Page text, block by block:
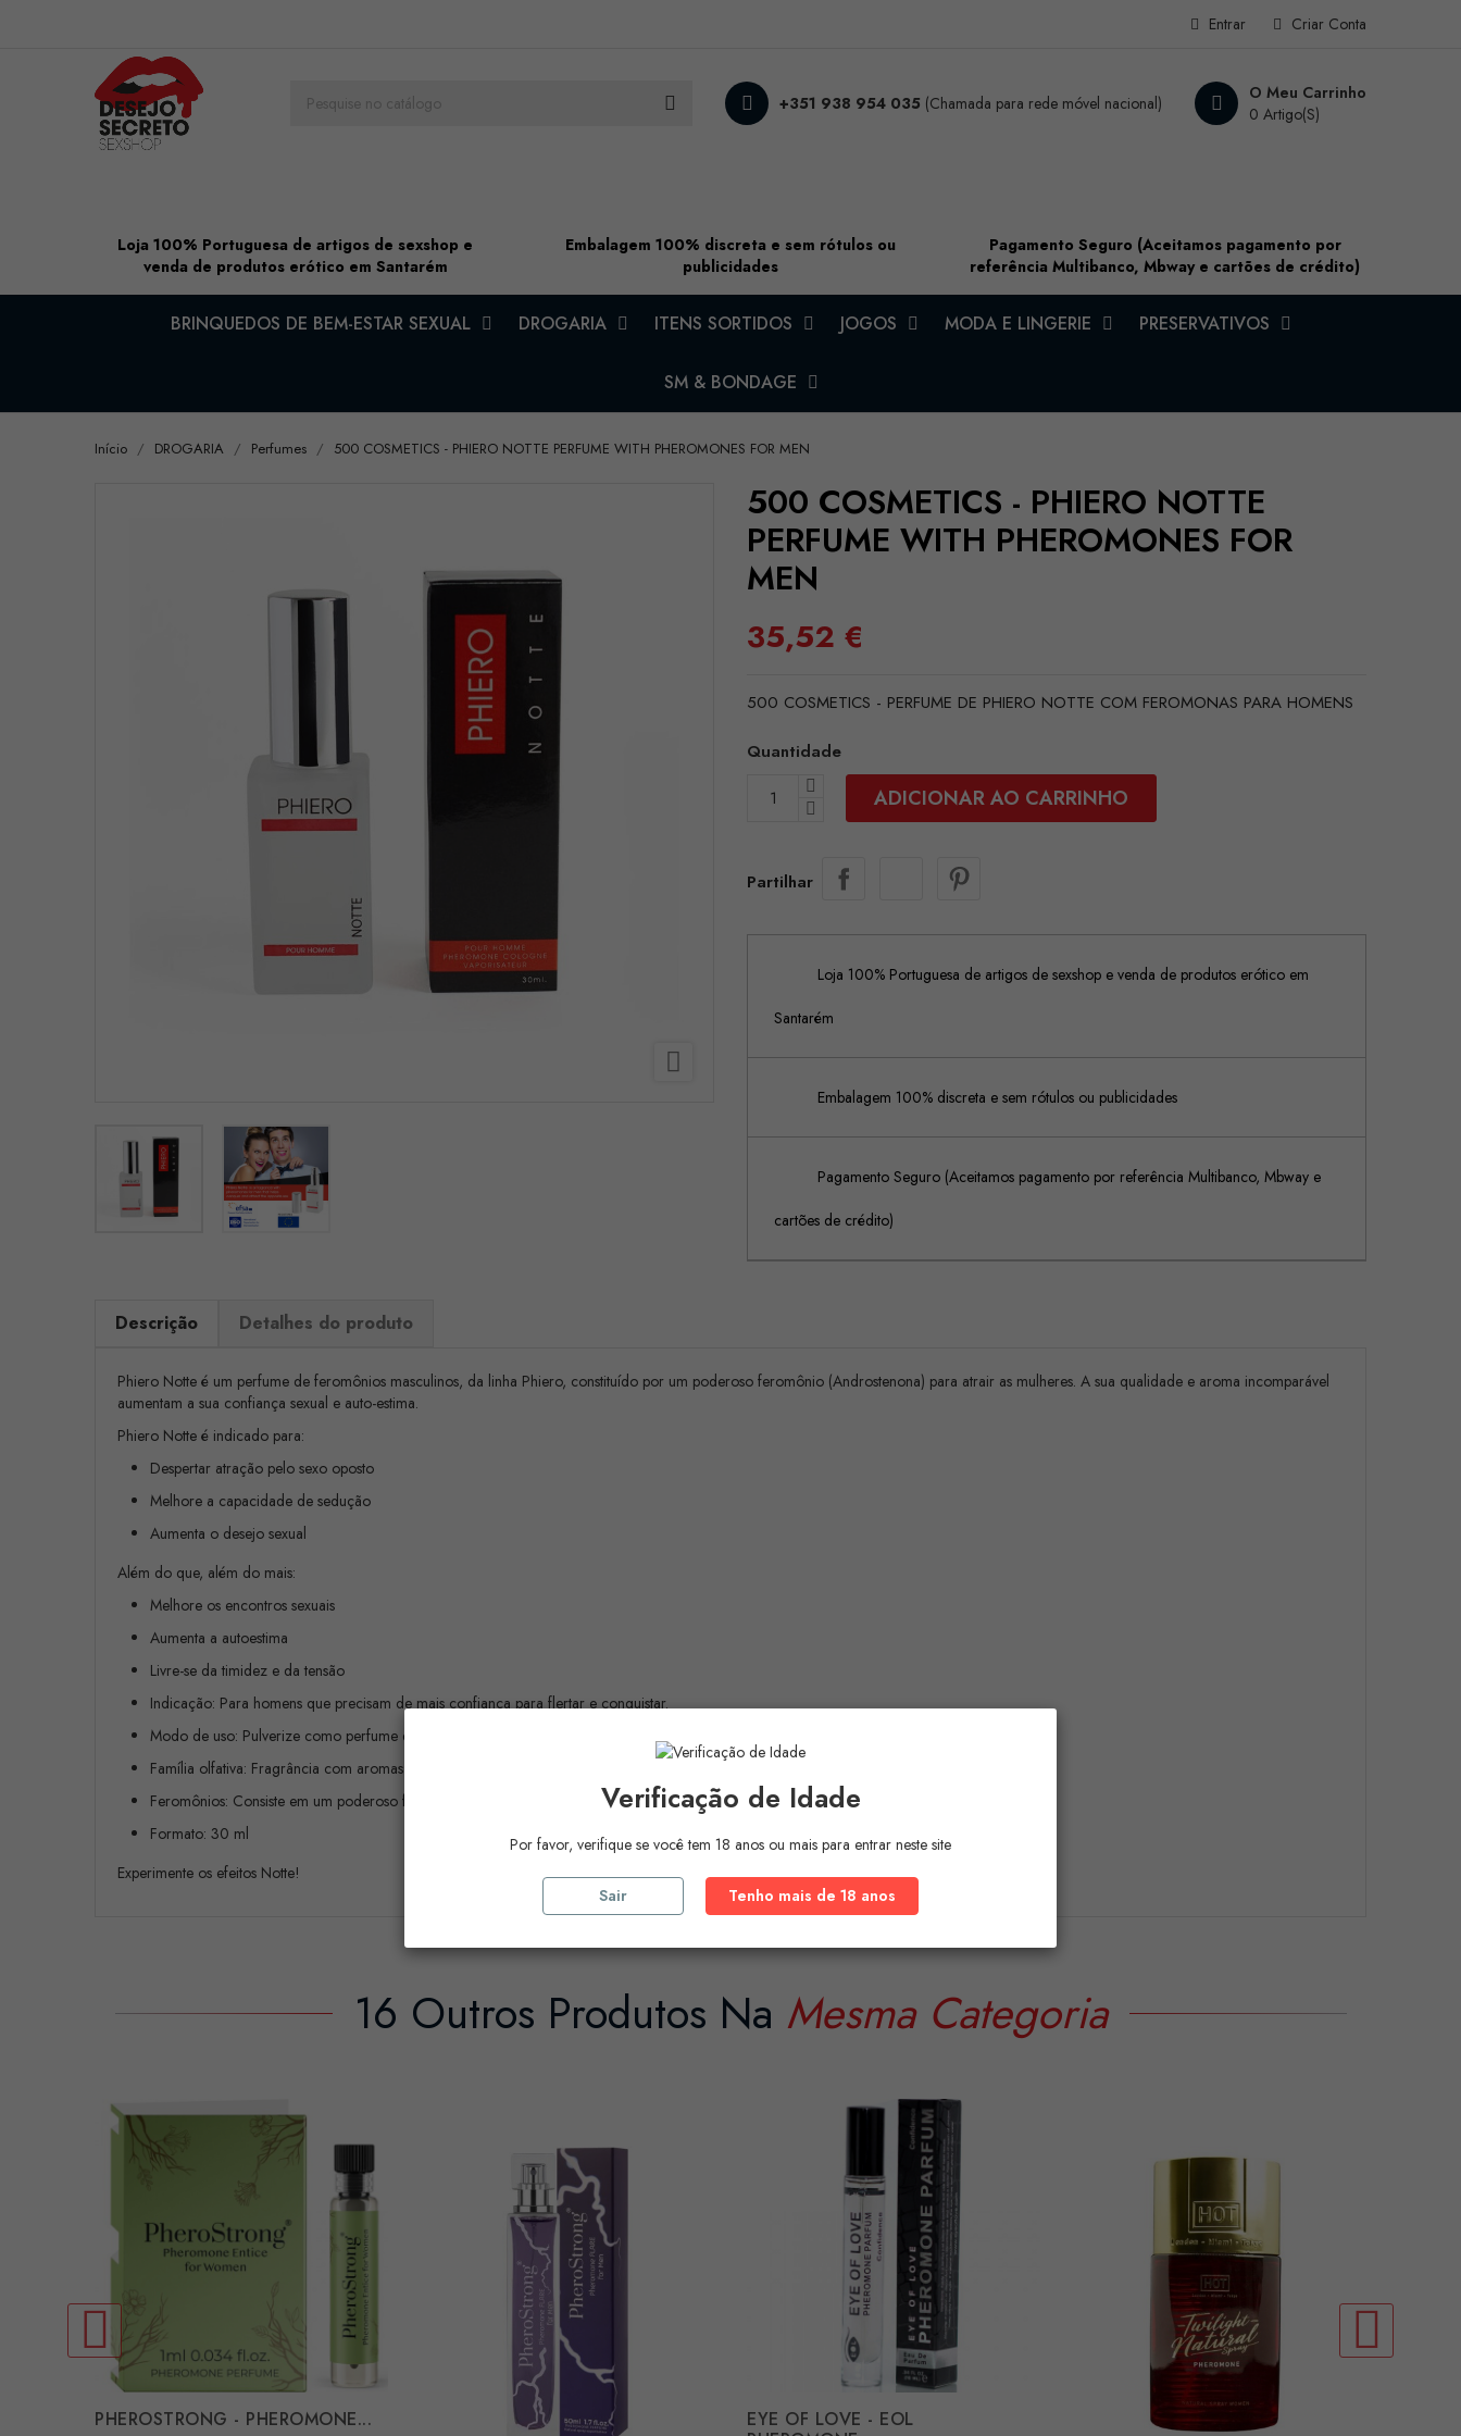
Criar Conta
Entrar
O Meu Carrinho
0 Artigo(s)
+351 938 954 035 (Chamada para rede móvel nacional)
Loja 100% Portuguesa de artigos de sexshop e
venda de produtos erótico em Santarém
Embalagem 100% discreta e sem rótulos ou
publicidades
Pagamento Seguro (Aceitamos pagamento por
referência Multibanco, Mbway e cartões de crédito)
BRINQUEDOS DE BEM-ESTAR SEXUAL DROGARIA ITENS SORTIDOS JOGOS MODA E LINGERIE PRESERVATIVOS
SM & BONDAGE
Início DROGARIA Perfumes 500 COSMETICS - PHIERO NOTTE PERFUME WITH PHEROMONES FOR MEN

500 COSMETICS - PHIERO NOTTE
PERFUME WITH PHEROMONES FOR
MEN
35,52 €
500 COSMETICS - PERFUME DE PHIERO NOTTE COM FEROMONAS PARA HOMENS
Quantidade
ADICIONAR AO CARRINHO
Partilhar
Loja 100% Portuguesa de artigos de sexshop e venda de produtos erótico em
Santarém
Embalagem 100% discreta e sem rótulos ou publicidades
Pagamento Seguro (Aceitamos pagamento por referência Multibanco, Mbway e
cartões de crédito)
Descrição Detalhes do produto
Phiero Notte é um perfume de feromônios masculinos, da linha Phiero, constituído por um poderoso feromônio (Androstenona) para atrair as mulheres. A sua qualidade e aroma incomparável
aumentam a sua confiança sexual e auto-estima.
Phiero Notte é indicado para:
Despertar atração pelo sexo oposto
Melhore a capacidade de sedução
Aumenta o desejo sexual
Além do que, além do mais:
Melhore os encontros sexuais
Aumenta a autoestima
Livre-se da timidez e da tensão
Indicação: Para homens que precisam de mais confiança para flertar e conquistar.
Modo de uso: Pulverize como perfume de costume.
Família olfativa: Fragrância com aromas suaves e masculinos.
Feromônios: Consiste em um poderoso feromônio (androstenona).
Formato: 30 ml
Experimente os efeitos Notte!
16 Outros Produtos Na Mesma Categoria
PHEROSTRONG - PHEROMONE...
EYE OF LOVE - EOL
Verificação de Idade
Por favor, verifique se você tem 18 anos ou mais para entrar neste site
Sair Tenho mais de 18 anos